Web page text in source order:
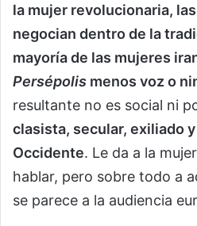
la mujer revolucionaria,
negocian dentro de la
mayoría de las mujeres
Persépolis menos voz o
resultante no es social ni
clasista, secular, exiliado
Occidente. Le da a la
hablar, pero sobre todo a
se parece a la audiencia